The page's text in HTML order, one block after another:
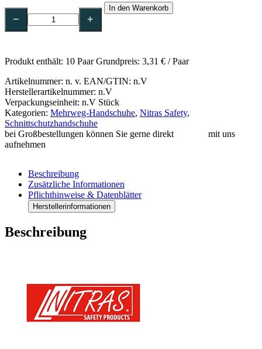
NITRAS
Schnittschutzhandschuhe
-6305
− +
In den Warenkorb
Produkt enthält: 10 PaarGrundpreis: 3,31 € /Paar
Artikelnummer: n. v. EAN/GTIN: n.V
Herstellerartikelnummer: n.V
Verpackungseinheit: n.V Stück
Kategorien: Mehrweg-Handschuhe, Nitras Safety,
Schnittschutzhandschuhe
bei Großbestellungen können Sie gerne direkt
mit uns
aufnehmen
Beschreibung
Zusätzliche Informationen
Pflichthinweise & Datenblätter
Herstellerinformationen
Beschreibung